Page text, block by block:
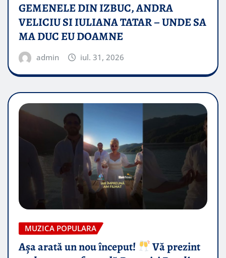
GEMENELE DIN IZBUC, ANDRA
VELICIU SI IULIANA TATAR – UNDE SA
MA DUC EU DOAMNE
admin iul. 31, 2026
MUZICA POPULARA
Așa arată un nou început!
Vă prezint